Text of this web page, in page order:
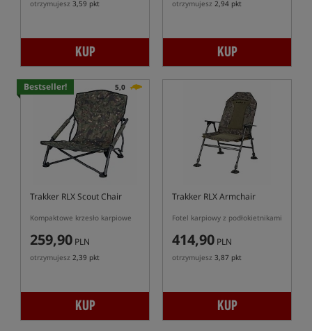
otrzymujesz 3,59 pkt
KUP
otrzymujesz 2,94 pkt
KUP
Bestseller! 5,0
Trakker RLX Scout Chair
Kompaktowe krzesło karpiowe
259,90 PLN
otrzymujesz 2,39 pkt
KUP
Trakker RLX Armchair
Fotel karpiowy z podłokietnikami
414,90 PLN
otrzymujesz 3,87 pkt
KUP